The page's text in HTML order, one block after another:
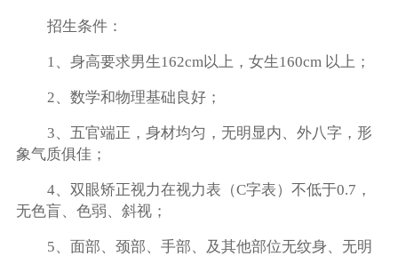
招生条件：
1、身高要求男生162cm以上，女生160cm 以上；
2、数学和物理基础良好；
3、五官端正，身材均匀，无明显内、外八字，形
象气质俱佳；
4、双眼矫正视力在视力表（C字表）不低于0.7，
无色盲、色弱、斜视；
5、面部、颈部、手部、及其他部位无纹身、无明